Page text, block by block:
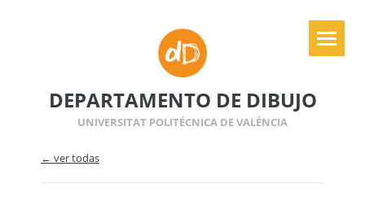
DEPARTAMENTO DE DIBUJO
UNIVERSITAT POLITÉCNICA DE VALÉNCIA
← ver todas